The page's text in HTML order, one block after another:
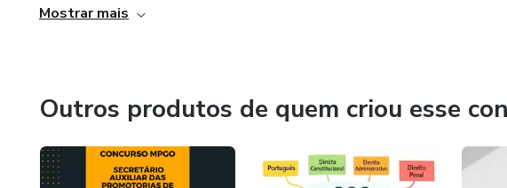
servidor. As demais alternativas são genéricas
Mostrar mais
Outros produtos de quem criou esse